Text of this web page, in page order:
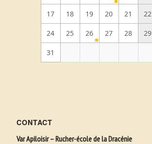
17 18 19 20 21 22
24 25 26 27 28 29
31
CONTACT
Var Apiloisir – Rucher-école de la Dracénie